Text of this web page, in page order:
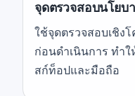
จุดตรวจสอบนโยบ
ใช้จุดตรวจสอบเชิง
ก่อนดำเนินการ ทำใ
สก์ท็อปและมือถือ